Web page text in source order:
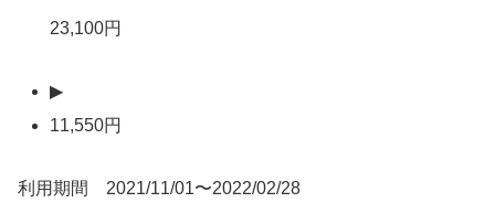
23,100円
▶
11,550円
利用期間 2021/11/01〜2022/02/28